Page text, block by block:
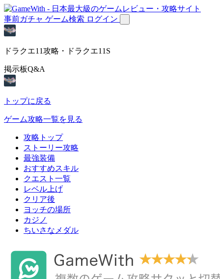
事前ガチャ ゲーム検索 ログイン
ドラクエ11攻略・ドラクエ11S
掲示板Q&A
トップに戻る
ゲーム攻略一覧を見る
攻略トップ
ストーリー攻略
最強装備
おすすめスキル
クエスト一覧
レベル上げ
クリア後
ヨッチの場所
カジノ
ちいさなメダル